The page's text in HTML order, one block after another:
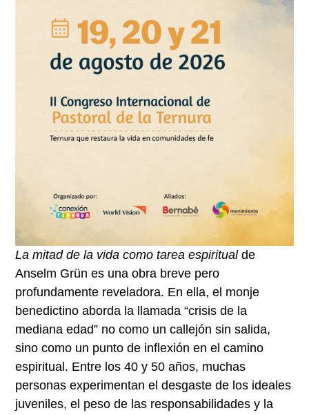
La mitad de la vida como tarea espiritualde
Anselm Grün es una obra breve pero
profundamente reveladora. En ella, el monje
benedictino aborda la llamada “crisis de la
mediana edad” no como un callejón sin salida,
sino como un punto de inflexión en el camino
espiritual. Entre los 40 y 50 años, muchas
personas experimentan el desgaste de los ideales
juveniles, el peso de las responsabilidades y la